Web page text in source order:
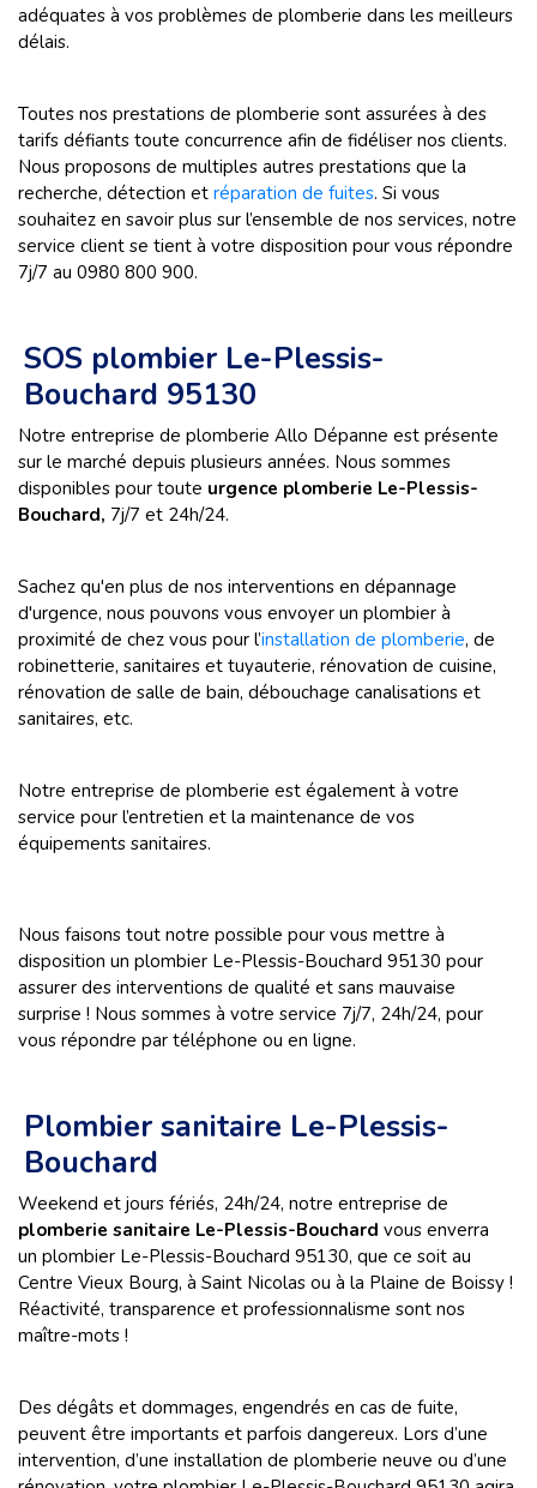
adéquates à vos problèmes de plomberie dans les meilleurs
délais.
Toutes nos prestations de plomberie sont assurées à des
tarifs défiants toute concurrence afin de fidéliser nos clients.
Nous proposons de multiples autres prestations que la
recherche, détection et réparation de fuites. Si vous
souhaitez en savoir plus sur l’ensemble de nos services, notre
service client se tient à votre disposition pour vous répondre
7j/7 au 0980 800 900.
SOS plombier Le-Plessis-
Bouchard 95130
Notre entreprise de plomberie Allo Dépanne est présente
sur le marché depuis plusieurs années. Nous sommes
disponibles pour toute urgence plomberie Le-Plessis-
Bouchard, 7j/7 et 24h/24.
Sachez qu'en plus de nos interventions en dépannage
d'urgence, nous pouvons vous envoyer un plombier à
proximité de chez vous pour l’installation de plomberie, de
robinetterie, sanitaires et tuyauterie, rénovation de cuisine,
rénovation de salle de bain, débouchage canalisations et
sanitaires, etc.
Notre entreprise de plomberie est également à votre
service pour l’entretien et la maintenance de vos
équipements sanitaires.
Nous faisons tout notre possible pour vous mettre à
disposition un plombier Le-Plessis-Bouchard 95130 pour
assurer des interventions de qualité et sans mauvaise
surprise ! Nous sommes à votre service 7j/7, 24h/24, pour
vous répondre par téléphone ou en ligne.
Plombier sanitaire Le-Plessis-
Bouchard
Weekend et jours fériés, 24h/24, notre entreprise de
plomberie sanitaire Le-Plessis-Bouchard vous enverra
un plombier Le-Plessis-Bouchard 95130, que ce soit au
Centre Vieux Bourg, à Saint Nicolas ou à la Plaine de Boissy !
Réactivité, transparence et professionnalisme sont nos
maître-mots !
Des dégâts et dommages, engendrés en cas de fuite,
peuvent être importants et parfois dangereux. Lors d’une
intervention, d’une installation de plomberie neuve ou d’une